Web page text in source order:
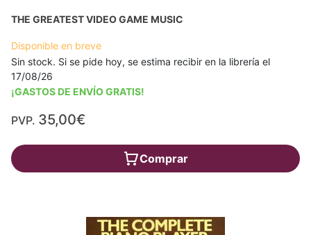
THE GREATEST VIDEO GAME MUSIC
Disponible en breve
Sin stock. Si se pide hoy, se estima recibir en la librería el
17/08/26
¡GASTOS DE ENVÍO GRATIS!
PVP. 35,00€
Comprar